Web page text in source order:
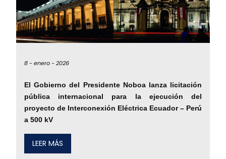
8 -enero -2026
El Gobierno del Presidente Noboa lanza licitación
pública internacional para la ejecución del
proyecto de Interconexión Eléctrica Ecuador – Perú
a 500 kV
LEER MÁS